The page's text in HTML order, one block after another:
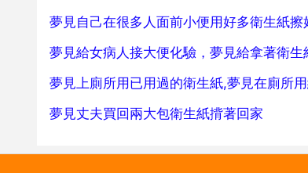
夢見自己在很多人面前小便用好多衛生紙擦
夢見給女病人接大便化驗，夢見給拿著衛
夢見上廁所用已用過的衛生紙,夢見在廁所
夢見丈夫買回兩大包衛生紙揹著回家